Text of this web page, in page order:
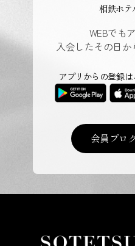
相鉄ホテ
WEBでも
入会したその日か
会員プロ
アプリからの登録は